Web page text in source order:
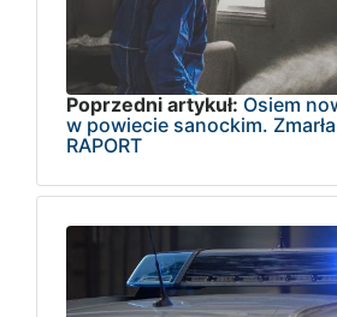
Poprzedni artykuł: Osiem
w powiecie sanockim.
RAPORT